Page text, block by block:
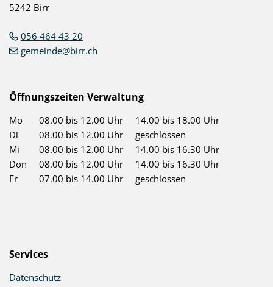
5242 Birr
056 464 43 20
gemeinde@birr.ch
Öffnungszeiten Verwaltung
Mo 08.00 bis 12.00 Uhr
14.00 bis 18.00 Uhr
Di
08.00 bis 12.00 Uhr
geschlossen
Mi
08.00 bis 12.00 Uhr
14.00 bis 16.30 Uhr
Don
08.00 bis 12.00 Uhr
14.00 bis 16.30 Uhr
Fr
07.00 bis 14.00 Uhr geschlossen
Services
Datenschutz